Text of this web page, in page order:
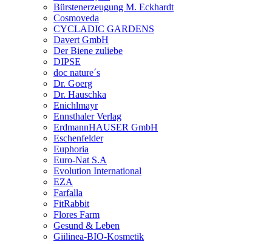
Bürstenerzeugung M. Eckhardt
Cosmoveda
CYCLADIC GARDENS
Davert GmbH
Der Biene zuliebe
DIPSE
doc nature´s
Dr. Goerg
Dr. Hauschka
Enichlmayr
Ennsthaler Verlag
ErdmannHAUSER GmbH
Eschenfelder
Euphoria
Euro-Nat S.A
Evolution International
EZA
Farfalla
FitRabbit
Flores Farm
Gesund & Leben
Giilinea-BIO-Kosmetik